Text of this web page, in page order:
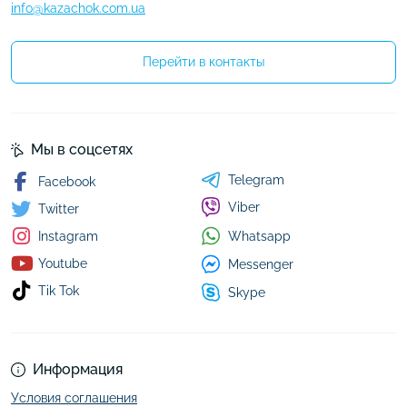
info@kazachok.com.ua
Перейти в контакты
Информация
Условия соглашения
Мы в соцсетях
Facebook
Twitter
Instagram
Youtube
Tik Tok
Telegram
Viber
Whatsapp
Messenger
Skype